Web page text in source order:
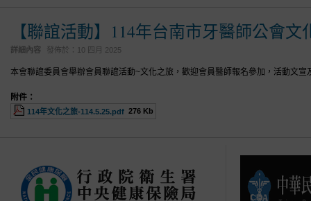
【聯誼活動】114年台南市牙醫師公會
詳細內容 發佈於： 10 四月 2025
本會聯誼委員會舉辦會員聯誼活動~文化之旅，歡迎會員醫師報名參加，活動文宣
附件：
114年文化之旅-114.5.25.pdf 276 Kb